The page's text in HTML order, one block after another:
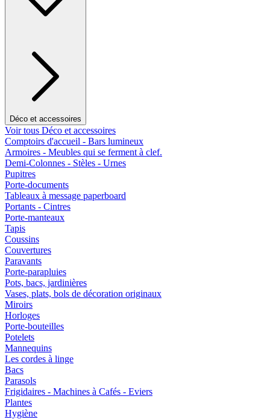
Déco et accessoires
Voir tous Déco et accessoires
Comptoirs d'accueil - Bars lumineux
Armoires - Meubles qui se ferment à clef.
Demi-Colonnes - Stèles - Urnes
Pupitres
Porte-documents
Tableaux à message paperboard
Portants - Cintres
Porte-manteaux
Tapis
Coussins
Couvertures
Paravants
Porte-parapluies
Pots, bacs, jardinières
Vases, plats, bols de décoration originaux
Miroirs
Horloges
Porte-bouteilles
Potelets
Mannequins
Les cordes à linge
Bacs
Parasols
Frigidaires - Machines à Cafés - Eviers
Plantes
Hygiène